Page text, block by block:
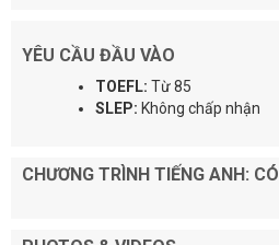
YÊU CẦU ĐẦU VÀO
TOEFL: Từ 85
SLEP: Không chấp nhận
CHƯƠNG TRÌNH TIẾNG ANH: CÓ